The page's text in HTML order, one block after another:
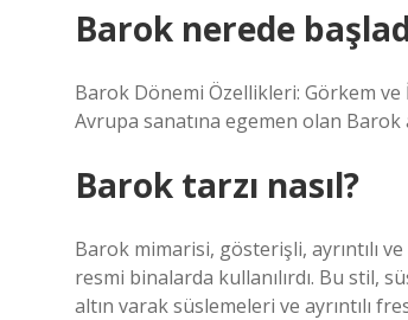
Barok nerede
Barok Dönemi Özellikleri: Görkem ve
Avrupa sanatına egemen olan Barok
Barok tarzı nasıl?
Barok mimarisi, gösterişli, ayrıntılı
resmi binalarda kullanılırdı. Bu stil,
altın varak süslemeleri ve ayrıntılı